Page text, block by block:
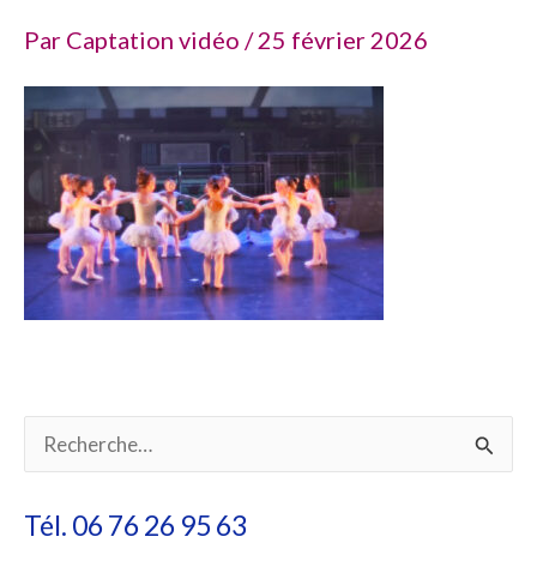
Par Captation vidéo /25 février 2026
c
Tél. 06 76 26 95 63